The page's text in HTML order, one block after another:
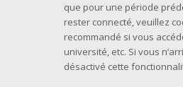
que pour une période
rester connecté, veuillez
recommandé si vous
université, etc. Si vous
désactivé cette